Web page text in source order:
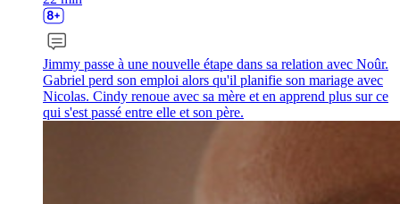
Jimmy passe à une nouvelle étape dans sa relation avec Noûr.
Gabriel perd son emploi alors qu'il planifie son mariage avec
Nicolas. Cindy renoue avec sa mère et en apprend plus sur ce
qui s'est passé entre elle et son père.